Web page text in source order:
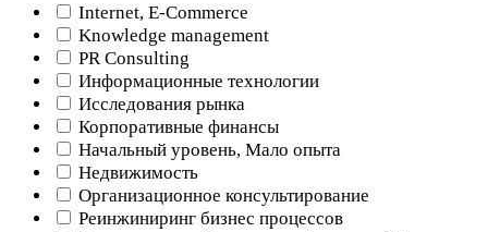
Internet, E-Commerce
Knowledge management
PR Consulting
Информационные технологии
Исследования рынка
Корпоративные финансы
Начальный уровень, Мало опыта
Недвижимость
Организационное консультирование
Реинжиниринг бизнес процессов